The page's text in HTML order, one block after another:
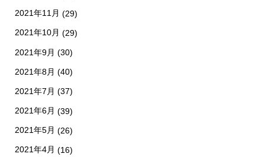
2021年11月 (29)
2021年10月 (29)
2021年9月 (30)
2021年8月 (40)
2021年7月 (37)
2021年6月 (39)
2021年5月 (26)
2021年4月 (16)